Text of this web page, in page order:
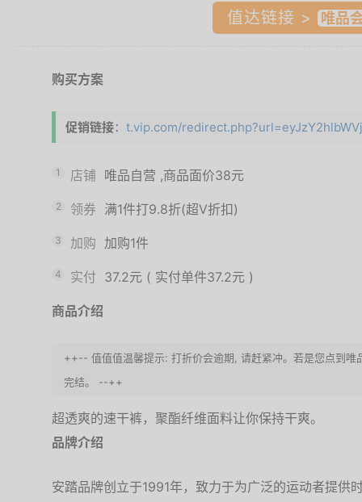
值达链接 >
购买方案
促销链接： t.vip.com/
1 店铺 唯品自营 ,商品面价38元
2 领券 满1件打9.8折(超V折扣)
3 加购 加购1件
4 实付 37.2元 ( 实付单件37.2元 )
商品介绍
++-- 值值值温馨提示: 打折价会逾期, 请赶紧冲。若是您点到唯
完结。 --++
超透爽的速干裤，聚酯纤维面料让你保持干爽。
品牌介绍
安踏品牌创立于1991年，致力于为广泛的运动者提供